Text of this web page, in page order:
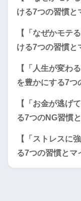
ける7つの習慣と
【「なぜかモテ
ける7つの習慣と
【「人生が変わ
を豊かにする7つ
【「お金が逃げ
る7つのNG習慣
【「ストレスに
る7つの習慣とマ